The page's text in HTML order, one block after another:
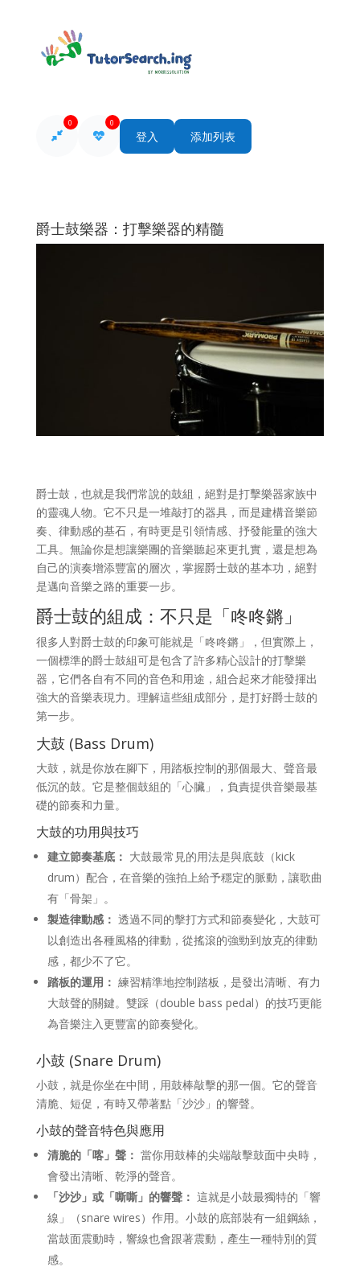
0 0
登入 添加列表
爵士鼓樂器：打擊樂器的精髓
爵士鼓，也就是我們常說的鼓組，絕對是打擊樂器家族中
的靈魂人物。它不只是一堆敲打的器具，而是建構音樂節
奏、律動感的基石，有時更是引領情感、抒發能量的強大
工具。無論你是想讓樂團的音樂聽起來更扎實，還是想為
自己的演奏增添豐富的層次，掌握爵士鼓的基本功，絕對
是邁向音樂之路的重要一步。
爵士鼓的組成：不只是「咚咚鏘」
很多人對爵士鼓的印象可能就是「咚咚鏘」，但實際上，
一個標準的爵士鼓組可是包含了許多精心設計的打擊樂
器，它們各自有不同的音色和用途，組合起來才能發揮出
強大的音樂表現力。理解這些組成部分，是打好爵士鼓的
第一步。
大鼓 (Bass Drum)
大鼓，就是你放在腳下，用踏板控制的那個最大、聲音最
低沉的鼓。它是整個鼓組的「心臟」，負責提供音樂最基
礎的節奏和力量。
大鼓的功用與技巧
建立節奏基底： 大鼓最常見的用法是與底鼓（kick
drum）配合，在音樂的強拍上給予穩定的脈動，讓歌曲
有「骨架」。
製造律動感： 透過不同的擊打方式和節奏變化，大鼓可
以創造出各種風格的律動，從搖滾的強勁到放克的律動
感，都少不了它。
踏板的運用： 練習精準地控制踏板，是發出清晰、有力
大鼓聲的關鍵。雙踩（double bass pedal）的技巧更能
為音樂注入更豐富的節奏變化。
小鼓 (Snare Drum)
小鼓，就是你坐在中間，用鼓棒敲擊的那一個。它的聲音
清脆、短促，有時又帶著點「沙沙」的響聲。
小鼓的聲音特色與應用
清脆的「喀」聲： 當你用鼓棒的尖端敲擊鼓面中央時，
會發出清晰、乾淨的聲音。
「沙沙」或「嘶嘶」的響聲： 這就是小鼓最獨特的「響
線」（snare wires）作用。小鼓的底部裝有一組鋼絲，
當鼓面震動時，響線也會跟著震動，產生一種特別的質
感。